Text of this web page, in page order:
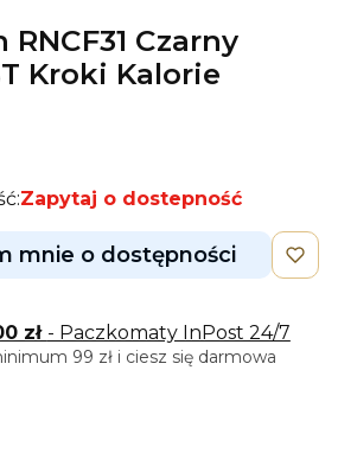
Czarny
Kroki Kalorie
Zapytaj o dostepność
mnie o dostępności
zł - Paczkomaty InPost 24/7
99 zł i ciesz się darmowa